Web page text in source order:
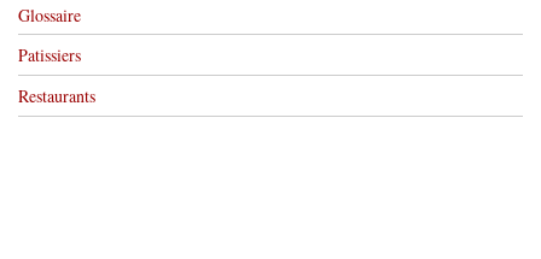
Glossaire
Patissiers
Restaurants